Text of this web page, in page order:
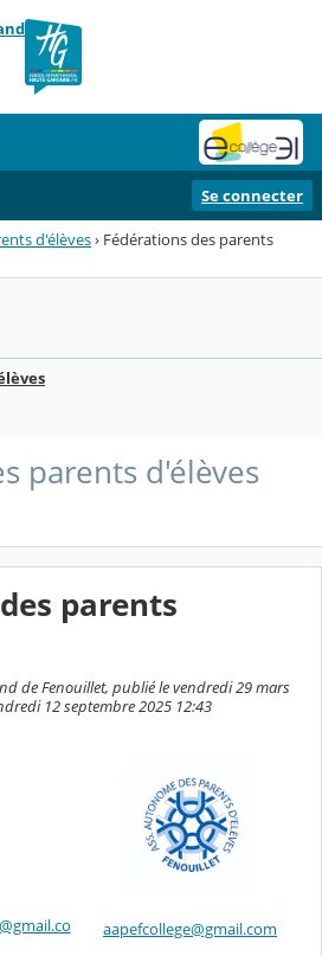
Se connecter
d'élèves› Fédérations des parents
parents d'élèves
parents
de Fenouillet, publié le vendredi 29 mars
12 septembre 2025 12:43
aapefcollege@gmail.com